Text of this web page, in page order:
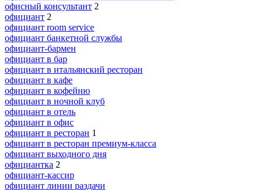
офисный консультант 2
официант 2
официант room service
официант банкетной службы
официант-бармен
официант в бар
официант в итальянский ресторан
официант в кафе
официант в кофейню
официант в ночной клуб
официант в отель
официант в офис
официант в ресторан 1
официант в ресторан премиум-класса
официант выходного дня
официантка 2
официант-кассир
официант линии раздачи